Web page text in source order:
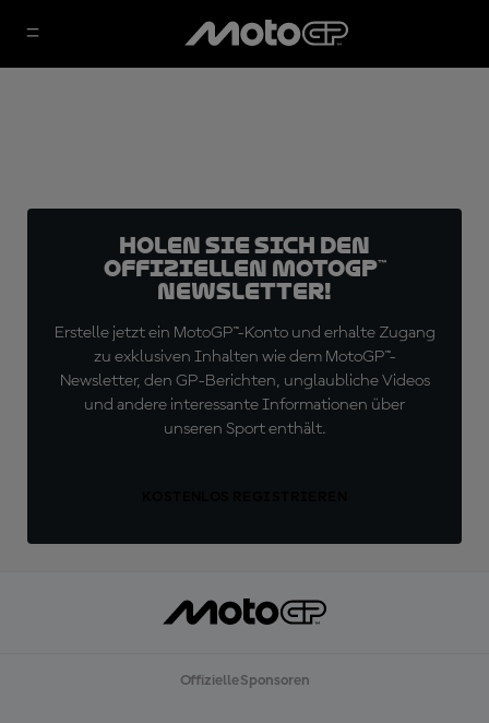
Holen Sie sich den
offiziellen MotoGP™
Newsletter!
Erstelle jetzt ein MotoGP™-Konto und erhalte Zugang
zu exklusiven Inhalten wie dem MotoGP™-
Newsletter, den GP-Berichten, unglaubliche Videos
und andere interessante Informationen über
unseren Sport enthält.
Offizielle Sponsoren